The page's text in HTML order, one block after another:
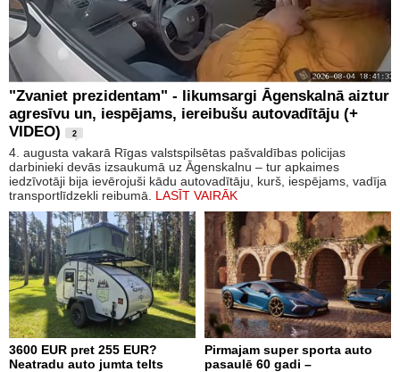
"Zvaniet prezidentam" - likumsargi Āgenskalnā aiztur
agresīvu un, iespējams, iereibušu autovadītāju (+
VIDEO)
2
4. augusta vakarā Rīgas valstspilsētas pašvaldības policijas
darbinieki devās izsaukumā uz Āgenskalnu – tur apkaimes
iedzīvotāji bija ievērojuši kādu autovadītāju, kurš, iespējams, vadīja
transportlīdzekli reibumā. LASĪT VAIRĀK
3600 EUR pret 255 EUR?
Neatradu auto jumta telts
Pirmajam super sporta auto
pasaulē 60 gadi –